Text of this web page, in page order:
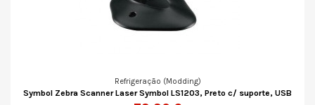
Refrigeração (Modding)
Symbol Zebra Scanner Laser Symbol LS1203, Preto c/ suporte, USB